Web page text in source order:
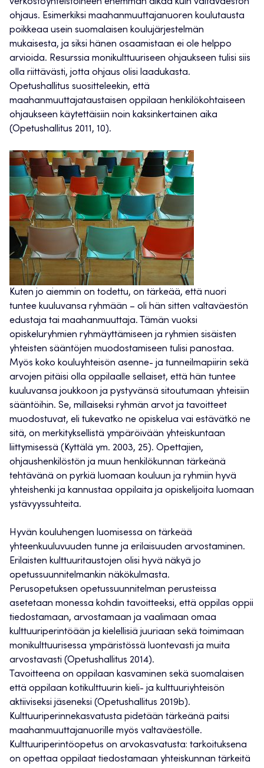
verkostoyhteistöineen enemmän aikaa kuin valtaväestön
ohjaus. Esimerkiksi maahanmuuttajanuoren koulutausta
poikkeaa usein suomalaisen koulujärjestelmän
mukaisesta, ja siksi hänen osaamistaan ei ole helppo
arvioida. Resurssia monikulttuuriseen ohjaukseen tulisi siis
olla riittävästi, jotta ohjaus olisi laadukasta.
Opetushallitus suositteleekin, että
maahanmuuttajataustaisen oppilaan henkilökohtaiseen
ohjaukseen käytettäisiin noin kaksinkertainen aika
(Opetushallitus 2011, 10).
Kuten jo aiemmin on todettu, on tärkeää, että nuori
tuntee kuuluvansa ryhmään – oli hän sitten valtaväestön
edustaja tai maahanmuuttaja. Tämän vuoksi
opiskeluryhmien ryhmäyttämiseen ja ryhmien sisäisten
yhteisten sääntöjen muodostamiseen tulisi panostaa.
Myös koko kouluyhteisön asenne- ja tunneilmapiirin sekä
arvojen pitäisi olla oppilaalle sellaiset, että hän tuntee
kuuluvansa joukkoon ja pystyvänsä sitoutumaan yhteisiin
sääntöihin. Se, millaiseksi ryhmän arvot ja tavoitteet
muodostuvat, eli tukevatko ne opiskelua vai estävätkö ne
sitä, on merkityksellistä ympäröivään yhteiskuntaan
liittymisessä (Kyttälä ym. 2003, 25). Opettajien,
ohjaushenkilöstön ja muun henkilökunnan tärkeänä
tehtävänä on pyrkiä luomaan kouluun ja ryhmiin hyvä
yhteishenki ja kannustaa oppilaita ja opiskelijoita luomaan
ystävyyssuhteita.
Hyvän kouluhengen luomisessa on tärkeää
yhteenkuuluvuuden tunne ja erilaisuuden arvostaminen.
Erilaisten kulttuuritaustojen olisi hyvä näkyä jo
opetussuunnitelmankin näkökulmasta.
Perusopetuksen opetussuunnitelman perusteissa
asetetaan monessa kohdin tavoitteeksi, että oppilas oppii
tiedostamaan, arvostamaan ja vaalimaan omaa
kulttuuriperintöään ja kielellisiä juuriaan sekä toimimaan
monikulttuurisessa ympäristössä luontevasti ja muita
arvostavasti (Opetushallitus 2014).
Tavoitteena on oppilaan kasvaminen sekä suomalaisen
että oppilaan kotikulttuurin kieli- ja kulttuuriyhteisön
aktiiviseksi jäseneksi (Opetushallitus 2019b).
Kulttuuriperinnekasvatusta pidetään tärkeänä paitsi
maahanmuuttajanuorille myös valtaväestölle.
Kulttuuriperintöopetus on arvokasvatusta: tarkoituksena
on opettaa oppilaat tiedostamaan yhteiskunnan tärkeitä